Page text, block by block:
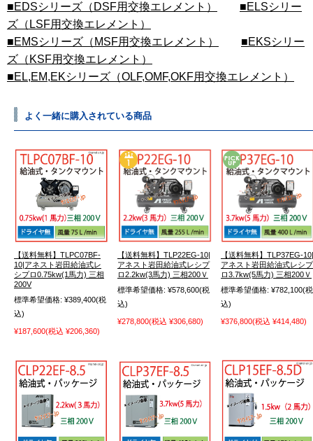
■EDSシリーズ（DSF用交換エレメント）
■ELSシリー
ズ（LSF用交換エレメント）
■EMSシリーズ（MSF用交換エレメント）
■EKSシリー
ズ（KSF用交換エレメント）
■EL,EM,EKシリーズ（OLF,OMF,OKF用交換エレメント）
よく一緒に購入されている商品
【送料無料】TLPC07BF-
10|アネスト岩田給油式レ
シプロ0.75kw(1馬力) 三相
200V
標準希望価格: ¥389,400(税
込)
¥187,600(税込 ¥206,360)
【送料無料】TLP22EG-10|
アネスト岩田給油式レシプ
ロ2.2kw(3馬力) 三相200Ｖ
標準希望価格: ¥578,600(税
込)
¥278,800(税込 ¥306,680)
【送料無料】TLP37EG-10|
アネスト岩田給油式レシプ
ロ3.7kw(5馬力) 三相200Ｖ
標準希望価格: ¥782,100(税
込)
¥376,800(税込 ¥414,480)